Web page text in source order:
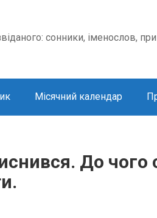
сонники, іменослов,
Місячний календар
До чого